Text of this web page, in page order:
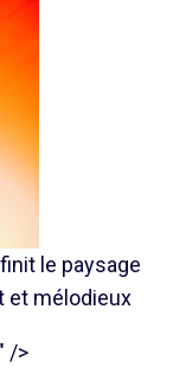
le paysage
et mélodieux
/>